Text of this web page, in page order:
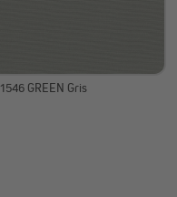
1546 GREEN Gris